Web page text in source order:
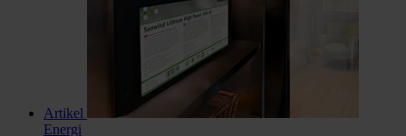
Artikel
Energi